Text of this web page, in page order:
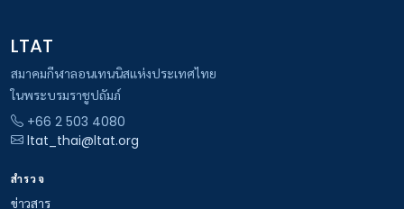
LTAT
สมาคมกีฬาลอนเทนนิสแห่งประเทศไทย
ในพระบรมราชูปถัมภ์
+66 2 503 4080
ltat_thai@ltat.org
สำรวจ
ข่าวสาร